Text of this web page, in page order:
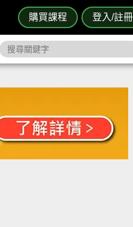
購買課程 登入/註冊